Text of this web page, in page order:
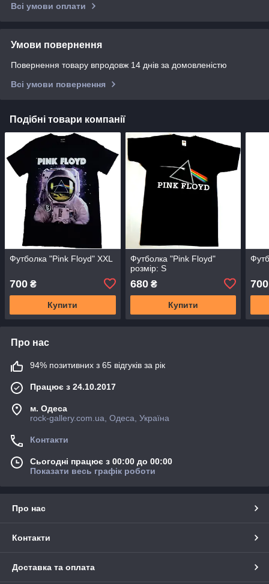
Всі умови оплати
Умови повернення
Повернення товару впродовж 14 днів за домовленістю
Всі умови повернення
Подібні товари компанії
Футболка "Pink Floyd" XXL
700 ₴
Купити
Футболка "Pink Floyd"
розмір: S
680₴
Купити
700
Про нас
94% позитивних з 65 відгуків за рік
Працює з 24.10.2017
м. Одеса
rock-gallery.com.ua, Одеса, Україна
Контакти
Сьогодні працює з 00:00 до 00:00
Показати весь графік роботи
Про нас
Контакти
Доставка та оплата